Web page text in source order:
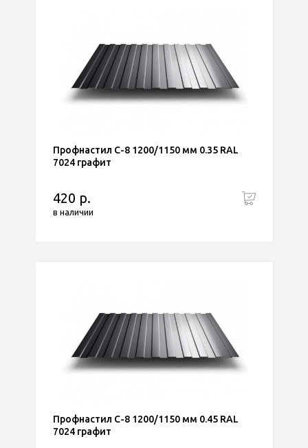
Профнастил С-8 1200/1150 мм 0.35 RAL
7024 графит
420 р.
в наличии
Профнастил С-8 1200/1150 мм 0.45 RAL
7024 графит